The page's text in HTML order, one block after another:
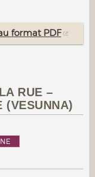
format PDF
RUE –
(VESUNNA)